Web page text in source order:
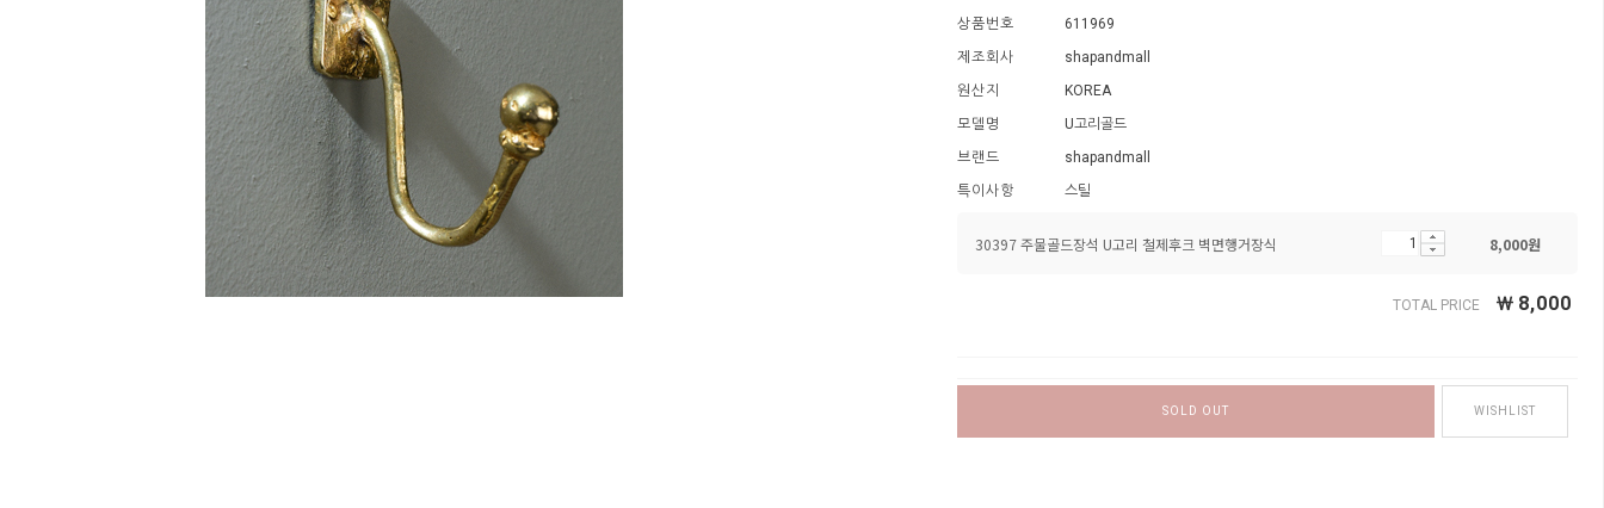
상품번호
611969
제조회사
shapandmall
원산지
KOREA
모델명
U고리골드
브랜드
shapandmall
특이사항
스틸
30397 주물골드장석 U고리 철제후크 벽면행거장식 8,000원
TOTAL PRICE ￦ 8,000
SOLD OUT WISHLIST